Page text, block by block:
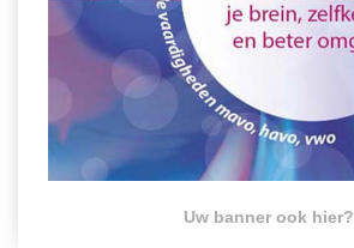
Uw banner ook hier?